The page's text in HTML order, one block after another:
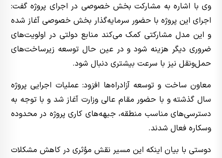
وی با اشاره به مشارکت بخش خصوصی در اجرای پروژه گفت:
اجرای این پروژه با حضور سرمایه‌گذار بخش خصوصی آغاز شده
و این مدل مشارکتی کمک می‌کند منابع دولتی در اولویت‌های
ضروری دیگر هزینه شود و در عین حال توسعه زیرساخت‌های
حمل‌ونقل نیز با سرعت بیشتری دنبال شود.
معاون ساخت و توسعه آزادراه‌ها افزود: عملیات اجرایی پروژه
سال گذشته و با حضور مقام عالی وزارت آغاز شد و با توجه به
دسترسی‌های مناسب منطقه، جبهه‌های کاری پروژه در محدوده
وسکاره فعال شدند.
دوستی با بیان اینکه این مسیر نقش مؤثری در کاهش مشکلات